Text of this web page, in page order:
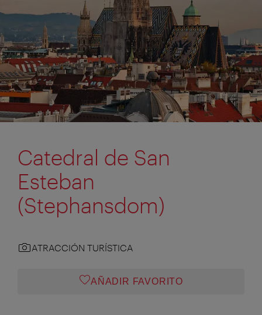
Catedral de San
Esteban
(Stephansdom)
ATRACCIÓN TURÍSTICA
AÑADIR FAVORITO